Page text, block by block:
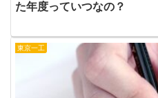
た年度っていつなの？
東京一工